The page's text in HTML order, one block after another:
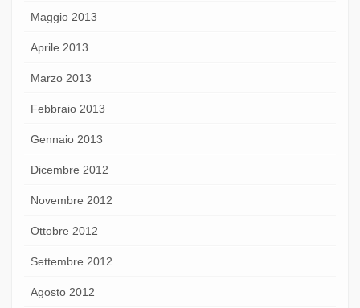
Maggio 2013
Aprile 2013
Marzo 2013
Febbraio 2013
Gennaio 2013
Dicembre 2012
Novembre 2012
Ottobre 2012
Settembre 2012
Agosto 2012